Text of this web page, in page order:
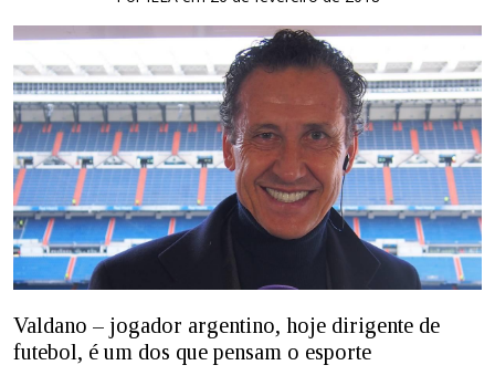
Valdano – jogador argentino, hoje dirigente de
futebol, é um dos que pensam o esporte